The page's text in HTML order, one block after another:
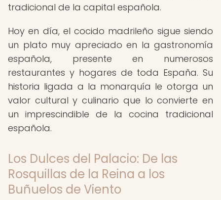
tradicional de la capital española.
Hoy en día, el cocido madrileño sigue siendo
un plato muy apreciado en la gastronomía
española, presente en numerosos
restaurantes y hogares de toda España. Su
historia ligada a la monarquía le otorga un
valor cultural y culinario que lo convierte en
un imprescindible de la cocina tradicional
española.
Los Dulces del Palacio: De las
Rosquillas de la Reina a los
Buñuelos de Viento